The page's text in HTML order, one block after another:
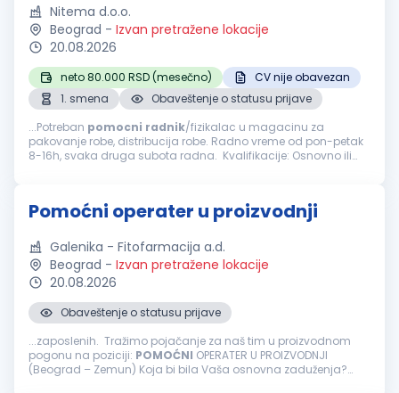
Nitema d.o.o.
Beograd - Izvan pretražene lokacije
20.08.2026
neto 80.000 RSD (mesečno)
CV nije obavezan
1. smena
Obaveštenje o statusu prijave
...Potreban pomocni radnik/fizikalac u magacinu za
pakovanje robe, distribucija robe. Radno vreme od pon-petak
8-16h, svaka druga subota radna. Kvalifikacije: Osnovno ili
Pomoćni operater u proizvodnji
Galenika - Fitofarmacija a.d.
Beograd - Izvan pretražene lokacije
20.08.2026
Obaveštenje o statusu prijave
...zaposlenih. Tražimo pojačanje za naš tim u proizvodnom
pogonu na poziciji: POMOĆNI OPERATER U PROIZVODNJI
(Beograd – Zemun) Koja bi bila Vaša osnovna zaduženja?